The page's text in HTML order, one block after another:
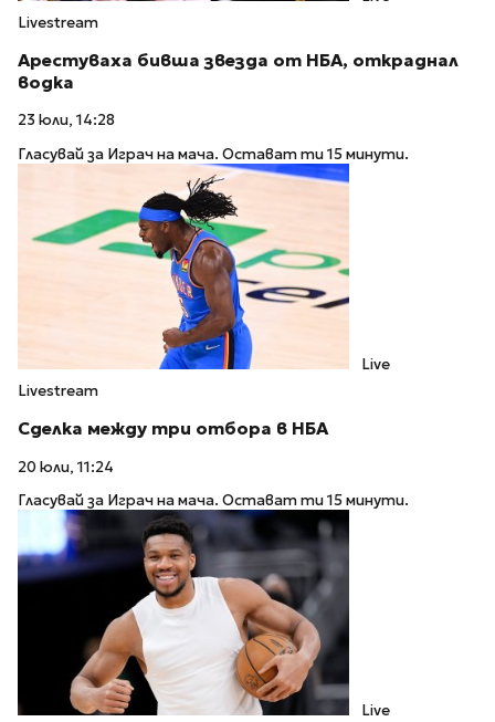
Livestream
Арестуваха бивша звезда от НБА, откраднал
водка
23 юли, 14:28
Гласувай за Играч на мача. Остават ти 15 минути.
Live
Livestream
Сделка между три отбора в НБА
20 юли, 11:24
Гласувай за Играч на мача. Остават ти 15 минути.
Live